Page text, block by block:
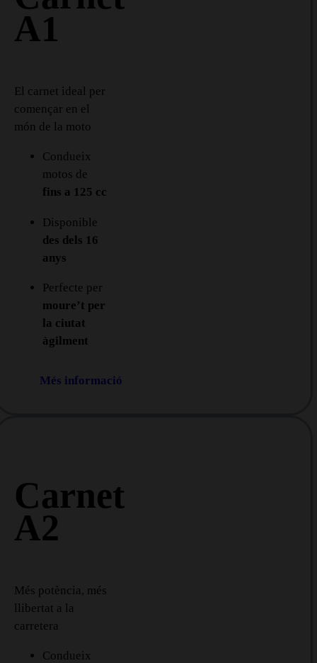
A1
El carnet ideal per
començar en el
món de la moto
Condueix
motos de
fins a 125 cc
Disponible
des dels 16
anys
Perfecte per
moure’t per
la ciutat
àgilment
Més informació
Carnet
A2
Més potència, més
llibertat a la
carretera
Condueix